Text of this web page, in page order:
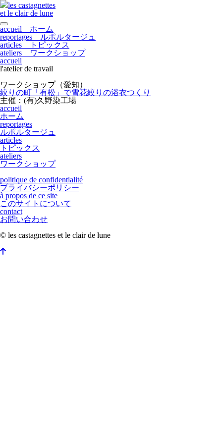
les castagnettes
et le clair de lune
toggle navigation
accueil ホーム
reportages
ルポルタージュ
articles
トピックス
ateliers
ワークショップ
accueil
l'atelier de travail
ワークショップ（愛知）
絞りの町「有松」で雪花絞りの浴衣つくり
主催：(有)久野染工場
accueil
ホーム
reportages
ルポルタージュ
articles
トピックス
ateliers
ワークショップ
politique de confidentialité
プライバシーポリシー
à propos de ce site
このサイトについて
contact
お問い合わせ
© les castagnettes et le clair de lune